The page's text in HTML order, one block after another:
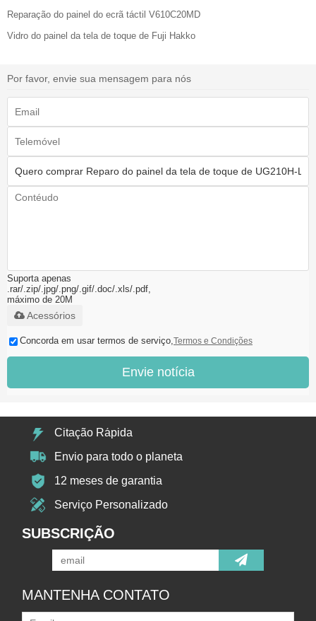
Reparação do painel do ecrã táctil V610C20MD
Vidro do painel da tela de toque de Fuji Hakko
Por favor, envie sua mensagem para nós
Suporta apenas
.rar/.zip/.jpg/.png/.gif/.doc/.xls/.pdf,
máximo de 20M
Acessórios
Concorda em usar termos de serviço,Termos e Condições
Envie notícia
Citação Rápida
Envio para todo o planeta
12 meses de garantia
Serviço Personalizado
SUBSCRIÇÃO
MANTENHA CONTATO